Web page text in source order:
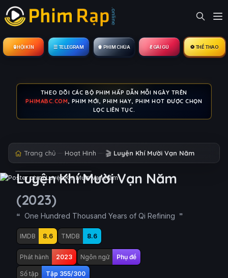
🔒︎ HỘI KÍN ☰ TELEGRAM 🍿 PHIM CHÙA 💃 GÁI GÚ ⚽ THỂ THAO
THEO DÕI CÁC BỘ PHIM HẤP DẪN MỖI NGÀY TRÊN
PHIMABC.COM, PHIM MỚI, PHIM HAY, PHIM HOT ĐƯỢC CHỌN
LỌC LIÊN TỤC.
Trang chủ Hoạt Hình 🎬 Luyện Khí Mười Vạn Năm
Luyện Khí Mười Vạn Năm
(2023)
One Hundred Thousand Years of Qi Refining
IMDB 8.6 TMDB 8.6
Phát hành 2023 Ngôn ngữ Phụ đề
Số tập Tập 355/300